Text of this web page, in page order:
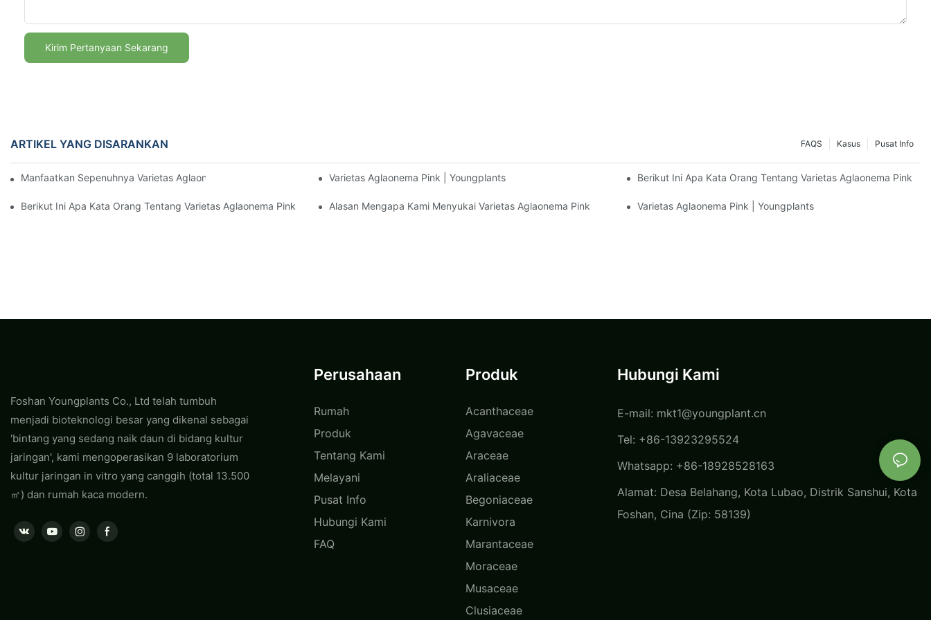
Kirim Pertanyaan Sekarang
ARTIKEL YANG DISARANKAN Pusat Info
Kasus
FAQS
Manfaatkan Sepenuhnya Varietas Aglaonema Pink Untuk Meningkatkan Bisnis AndaVarietas Aglaonema Pink | Youngplants Berikut Ini Apa Kata Orang Tentang Varietas Aglaonema Pink
Berikut Ini Apa Kata Orang Tentang Varietas Aglaonema Pink Alasan Mengapa Kami Menyukai Varietas Aglaonema Pink Varietas Aglaonema Pink | Youngplants
Foshan Youngplants Co., Ltd telah tumbuh
menjadi bioteknologi besar yang dikenal sebagai
'bintang yang sedang naik daun di bidang kultur
jaringan', kami mengoperasikan 9 laboratorium
kultur jaringan in vitro yang canggih (total 13.500
㎡) dan rumah kaca modern.
Perusahaan
Rumah
Produk
Tentang Kami
Melayani
Pusat Info
Hubungi Kami
FAQ
Produk
Acanthaceae
Agavaceae
Araceae
Araliaceae
Begoniaceae
Karnivora
Marantaceae
Moraceae
Musaceae
Clusiaceae
Hubungi Kami
E-mail: mkt1@youngplant.cn
Tel: +86-13923295524
Whatsapp: +86-18928528163
Alamat: Desa Belahang, Kota Lubao, Distrik Sanshui, Kota
Foshan, Cina (Zip: 58139)